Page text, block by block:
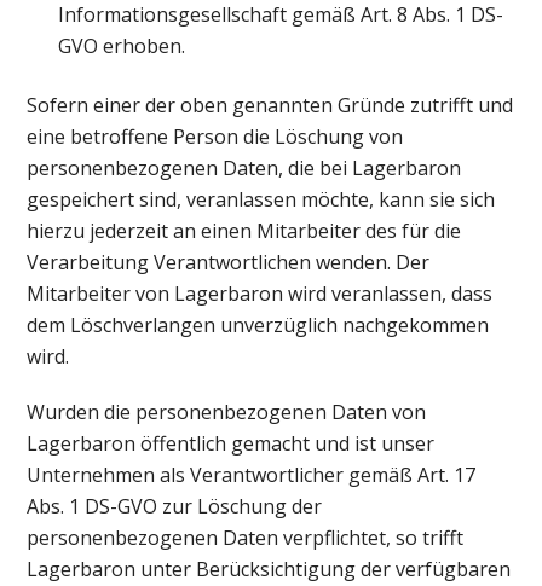
Informationsgesellschaft gemäß Art. 8 Abs. 1 DS-
GVO erhoben.
Sofern einer der oben genannten Gründe zutrifft und
eine betroffene Person die Löschung von
personenbezogenen Daten, die bei Lagerbaron
gespeichert sind, veranlassen möchte, kann sie sich
hierzu jederzeit an einen Mitarbeiter des für die
Verarbeitung Verantwortlichen wenden. Der
Mitarbeiter von Lagerbaron wird veranlassen, dass
dem Löschverlangen unverzüglich nachgekommen
wird.
Wurden die personenbezogenen Daten von
Lagerbaron öffentlich gemacht und ist unser
Unternehmen als Verantwortlicher gemäß Art. 17
Abs. 1 DS-GVO zur Löschung der
personenbezogenen Daten verpflichtet, so trifft
Lagerbaron unter Berücksichtigung der verfügbaren